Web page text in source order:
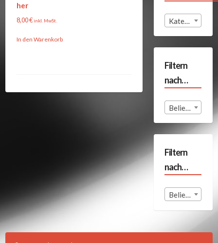
her
8,00€inkl. MwSt.
In den Warenkorb
Kategorie auswählen
Filtern
nach…
Beliebige Format
Filtern
nach…
Beliebige Land